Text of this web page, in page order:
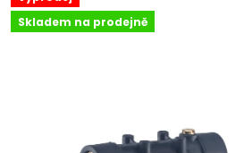
Skladem na prodejně